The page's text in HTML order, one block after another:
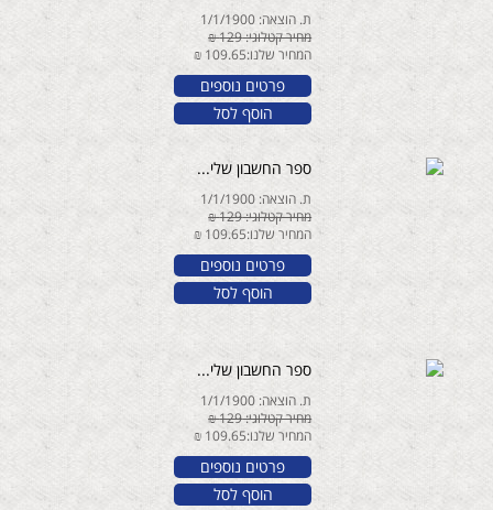
ת. הוצאה: 1/1/1900
מחיר קטלוגי: 129 ₪
המחיר שלנו:109.65 ₪
פרטים נוספים
הוסף לסל
ספר החשבון שלי...
ת. הוצאה: 1/1/1900
מחיר קטלוגי: 129 ₪
המחיר שלנו:109.65 ₪
פרטים נוספים
הוסף לסל
ספר החשבון שלי...
ת. הוצאה: 1/1/1900
מחיר קטלוגי: 129 ₪
המחיר שלנו:109.65 ₪
פרטים נוספים
הוסף לסל